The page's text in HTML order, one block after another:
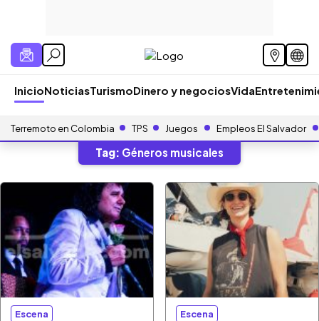
InicioNoticiasTurismoDinero y negociosVida
Terremoto en Colombia TPS Juegos Empleos El Salvador
Tag: Géneros musicales
Escena Escena